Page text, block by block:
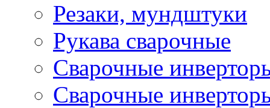
Резаки, мундштуки
Рукава сварочные
Сварочные
Сварочные